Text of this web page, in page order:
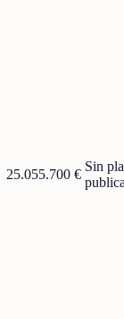
25.055.700 €
Sin